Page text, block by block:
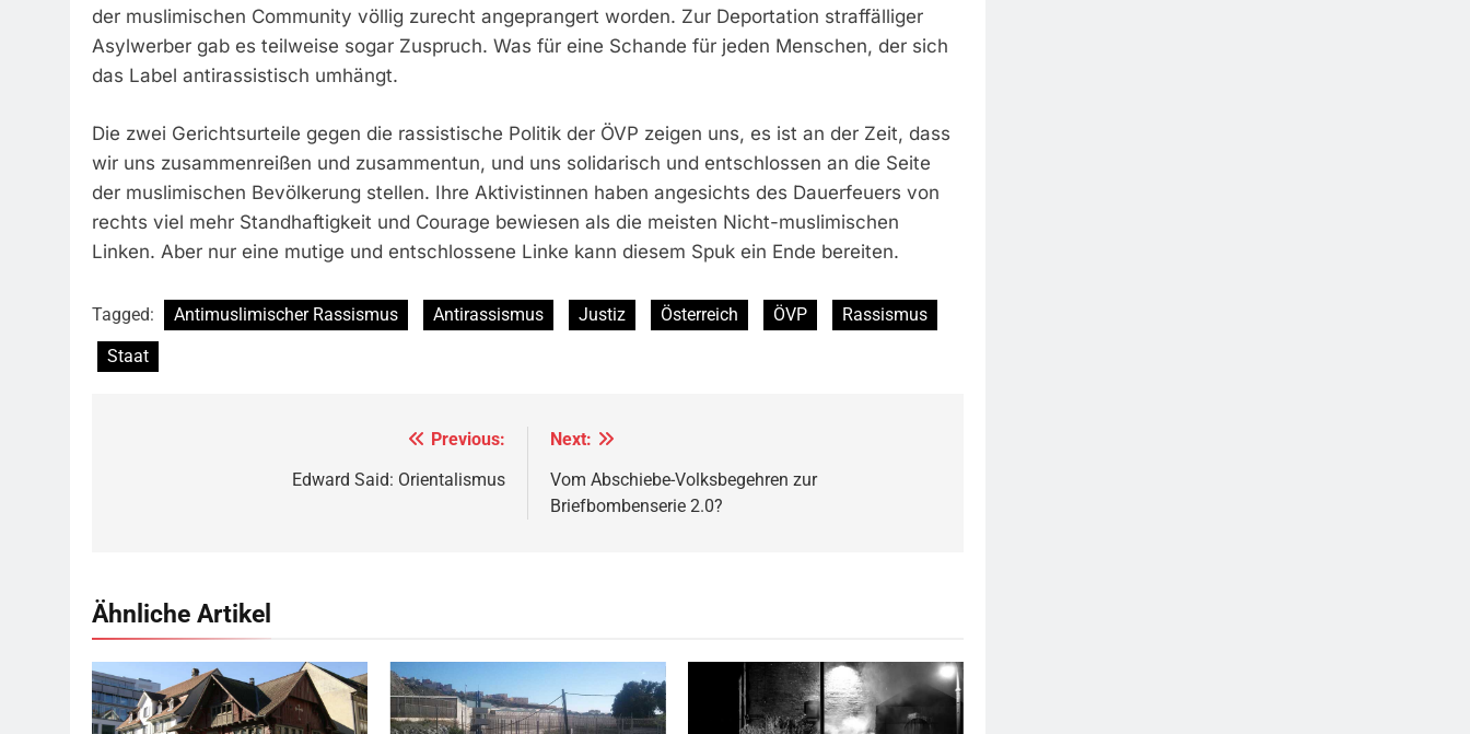
der muslimischen Community völlig zurecht angeprangert worden. Zur Deportation straffälliger
Asylwerber gab es teilweise sogar Zuspruch. Was für eine Schande für jeden Menschen, der sich
das Label antirassistisch umhängt.
Die zwei Gerichtsurteile gegen die rassistische Politik der ÖVP zeigen uns, es ist an der Zeit, dass
wir uns zusammenreißen und zusammentun, und uns solidarisch und entschlossen an die Seite
der muslimischen Bevölkerung stellen. Ihre Aktivistinnen haben angesichts des Dauerfeuers von
rechts viel mehr Standhaftigkeit und Courage bewiesen als die meisten Nicht-muslimischen
Linken. Aber nur eine mutige und entschlossene Linke kann diesem Spuk ein Ende bereiten.
Tagged: Antimuslimischer Rassismus Antirassismus Justiz Österreich ÖVP
Rassismus
Staat
Previous:
Edward Said: Orientalismus
Next:
Vom Abschiebe-Volksbegehren zur
Briefbombenserie 2.0?
Ähnliche Artikel
Rotes Haus, Dornbirn, Quelle© Böhringer
Friedrich
CC BY-SA 2.5
Wikimedia
Commons
Valla de la Frontera zwischen Ceuta und
Marokko.Quelle© Xemenendura, CA-BY-
SA-3.0
George Floyd Aufstand © Chad Davis.jpg